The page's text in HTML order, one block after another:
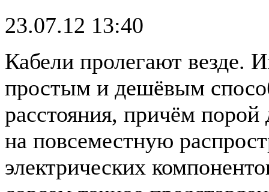
23.07.12 13:40
Кабели пролегают везде.
простым и дешёвым
расстояния, причём
на повсеместную
электрических